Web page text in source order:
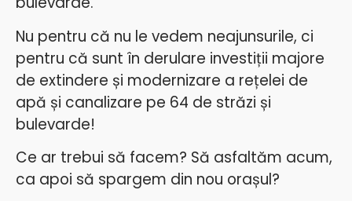
Nu pentru că nu le vedem neajunsurile, ci
pentru că sunt în derulare investiții majore
de extindere și modernizare a rețelei de
apă și canalizare pe 64 de străzi și
bulevarde!
Ce ar trebui să facem? Să asfaltăm acum,
ca apoi să spargem din nou orașul?